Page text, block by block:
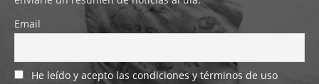
Email
He leído y acepto las condiciones y términos de uso